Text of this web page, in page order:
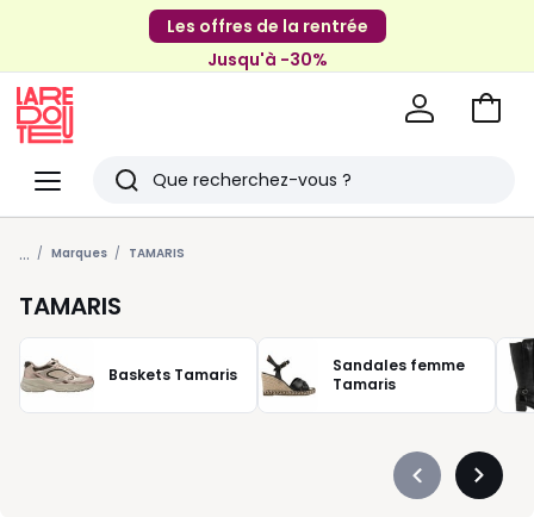
Les offres de la rentrée
Jusqu'à -30%
Menu
Redoute
Rechercher
Derniers
articles
vus
Aller
... Marques TAMARIS
TAMARIS
Baskets Tamaris
Sandales femme
Tamaris
Précédent